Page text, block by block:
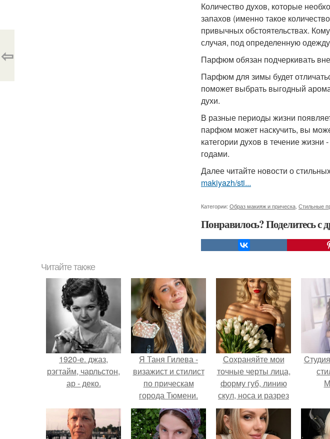
Количество духов, которые
запахов (именно такое
привычных обстоятельствах.
случая, под определенную
Парфюм обязан подчеркивать
Парфюм для зимы будет
поможет выбрать выгодный
духи.
В разные периоды жизни
парфюм может наскучить, вы
категории духов в течение
годами.
Далее читайте новости о
makiyazh/sti...
Категории: Образ макияж и прическа Стильные
Понравилось? Поделитесь с
⇦
Читайте также
1920-е. джаз,
рэгтайм, чарльстон,
ар - деко.
Я Таня Гилева -
визажист и стилист
по прическам
города Тюмени.
Сохраняйте мои
точные черты лица,
форму губ, линию
скул, носа и разрез
глаз.